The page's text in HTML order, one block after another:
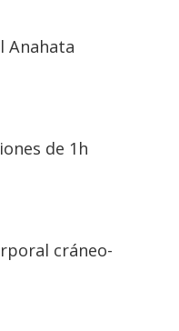
Anahata
de 1h
cráneo-